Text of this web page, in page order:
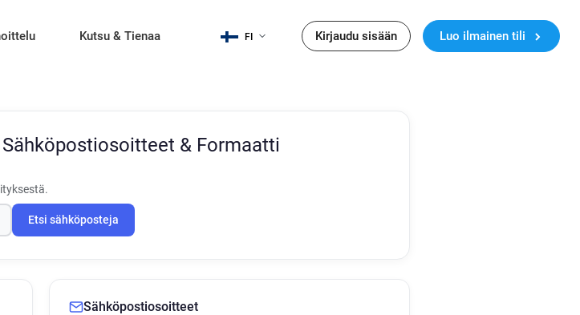
Kutsu & Tienaa FI Kirjaudu sisään Luo ilmainen tili
Sähköpostiosoitteet & Formaatti
Etsi sähköposteja
Sähköpostiosoitteet